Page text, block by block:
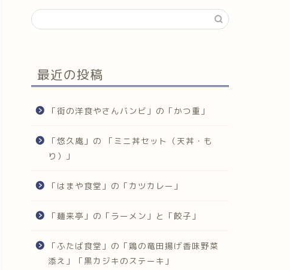
最近の投稿
「街の洋食やさんバンビ」の「かつ重」
「悠久庵」の 「ミニ丼セット（天丼・も
り）」
「はまや食堂」の「カツカレー」
「麺来亭」の「ラーメン」と「餃子」
「ふたば食堂」の「鶏の竜田揚げ香味野菜
添え」「黒カジキのステーキ」